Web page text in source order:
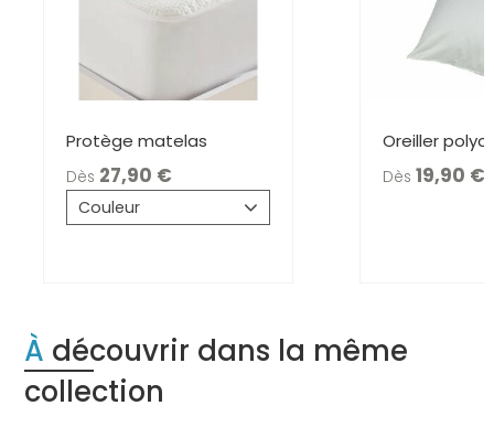
Protège matelas
Dès 27,90
Couleur
Oreiller
Dès 19,90
À découvrir dans la même
collection